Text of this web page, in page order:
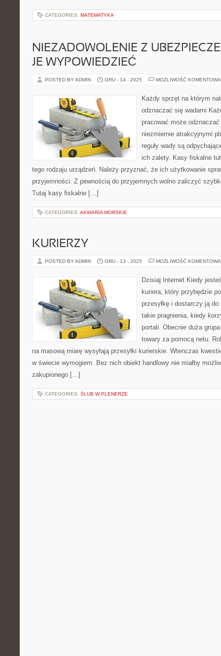
CATEGORIES: MATEMATYKA
NIEZADOWOLENIE Z
JE WYPOWIEDZIEĆ
POSTED BY ADMIN GRU - 14 - 2025 MOŻLIWOŚĆ
Każdy sprzęt na którym
odznaczać się wadami
pracować może
niezmiernie atrakcyjnymi
reguły wady są
ich zalety. Kasy fiskalne
tego rodzaju urządzeń. Należy przyznać, że ich użytkowanie
przyjemności. Z pewnością do przyjemnych wolno zaliczyć
Tutaj kasy fiskalne […]
CATEGORIES: AKWARIA MORSKIE
KURIERZY
POSTED BY ADMIN GRU - 13 - 2025 MOŻLIWOŚĆ
Dzisiaj Internet Kiedy
kuriera, który przybędzie
przesyłkę i dostarczy ją do
takie pragnienia, kiedy
portali. Obecnie duża
towary za pomocą netu.
na masową miarę wysyłają przesyłki kurierskie. Wtenczas
w świecie wymogiem. Bez nich obiekt handlowy nie miałby
zakupionego […]
CATEGORIES: ŚLUB W PLENERZE